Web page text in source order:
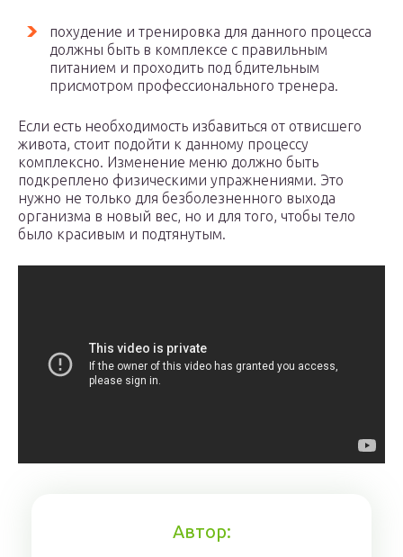
похудение и тренировка для данного процесса
должны быть в комплексе с правильным
питанием и проходить под бдительным
присмотром профессионального тренера.
Если есть необходимость избавиться от отвисшего
живота, стоит подойти к данному процессу
комплексно. Изменение меню должно быть
подкреплено физическими упражнениями. Это
нужно не только для безболезненного выхода
организма в новый вес, но и для того, чтобы тело
было красивым и подтянутым.
Автор: